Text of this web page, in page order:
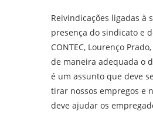
Reivindicações ligadas à
presença do sindicato e
CONTEC, Lourenço
de maneira adequada o
é um assunto que deve
tirar nossos empregos e
deve ajudar os